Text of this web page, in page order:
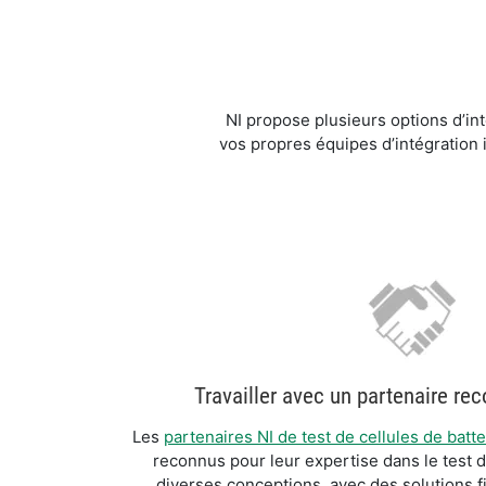
NI propose plusieurs options
vos propres équipes
Travailler avec un partenaire
Les partenaires NI de test de cellules de
reconnus pour leur expertise dans le test